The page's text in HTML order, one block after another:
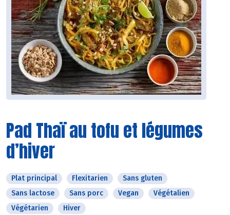
Pad Thaï au tofu et légumes
d’hiver
Plat principal Flexitarien
Sans gluten
Sans lactose
Sans porc Vegan
Végétalien
Végétarien
Hiver